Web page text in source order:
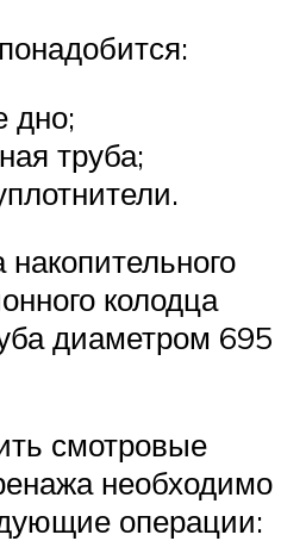
дно;
труба;
колодца
диаметром 695
смотровые
необходимо
операции: